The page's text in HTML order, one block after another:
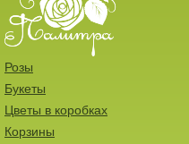
Розы
Букеты
Цветы в коробках
Корзины